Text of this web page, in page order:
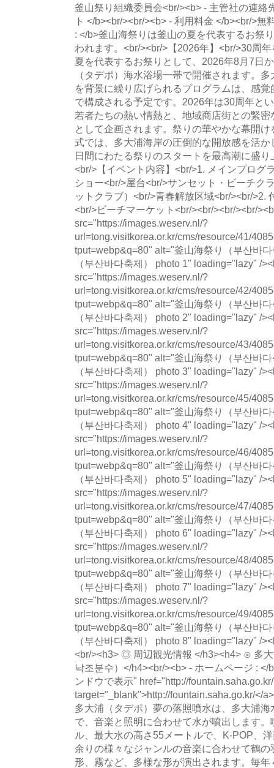
釜山祭り組織委員会<br/><b> - 主管社の連絡
ト </b><br/><br/><b> - 利用料金 </b><br/>無
: </b>釜山海祭りは釜山の夏を代表するお祭
われます。<br/><br/>【2026年】<br/>30周
夏を代表するお祭りとして、2026年8月7日
（タデポ）海水浴場一帯で開催されます。
を背景に繰り広げられるプログラムは、感
で構成される予定です。2026年は30周年と
若者たちの熱い情熱と、地域商店街との緊
として企画されます。祭りの華やかな幕開
式では、多大浦海岸の圧倒的な開放感を活
日間にわたる祭りのスタートを最高潮に盛
<br/>【イベント内容】<br/>1. メインプログ
ショー<br/>屋台<br/>サンセット・ビーチク
ットクラブ）<br/>青春解放区域<br/><br/>2.
<br/>ビーチマーケット<br/><br/><br/><br/
src="https://images.weserv.nl/?
url=tong.visitkorea.or.kr/cms/resource/41/
tput=webp&q=80" alt="釜山海祭り（부산바
（부산바다축제） photo 1" loading="lazy" /
src="https://images.weserv.nl/?
url=tong.visitkorea.or.kr/cms/resource/42/
tput=webp&q=80" alt="釜山海祭り（부산바
（부산바다축제） photo 2" loading="lazy" /
src="https://images.weserv.nl/?
url=tong.visitkorea.or.kr/cms/resource/43/
tput=webp&q=80" alt="釜山海祭り（부산바
（부산바다축제） photo 3" loading="lazy" /
src="https://images.weserv.nl/?
url=tong.visitkorea.or.kr/cms/resource/45/
tput=webp&q=80" alt="釜山海祭り（부산바
（부산바다축제） photo 4" loading="lazy" /
src="https://images.weserv.nl/?
url=tong.visitkorea.or.kr/cms/resource/46/
tput=webp&q=80" alt="釜山海祭り（부산바
（부산바다축제） photo 5" loading="lazy" /
src="https://images.weserv.nl/?
url=tong.visitkorea.or.kr/cms/resource/47/
tput=webp&q=80" alt="釜山海祭り（부산바
（부산바다축제） photo 6" loading="lazy" /
src="https://images.weserv.nl/?
url=tong.visitkorea.or.kr/cms/resource/48/
tput=webp&q=80" alt="釜山海祭り（부산바
（부산바다축제） photo 7" loading="lazy" /
src="https://images.weserv.nl/?
url=tong.visitkorea.or.kr/cms/resource/49/
tput=webp&q=80" alt="釜山海祭り（부산바
（부산바다축제） photo 8" loading="lazy" /
<br/><h3> ◎ 周辺観光情報 </h3><h4> ⊙ 多
낙조분수）</h4><br/><b> - ホームページ :
ンドウで表示" href="http://
target="_blank">http://fountain.saha.go.kr/</
多大浦（タデポ）夢の落照噴水は、多大浦
で、音楽と照明に合わせて水が噴出します
ル、最大水の高さ55メートルで、K-POP、
余りの様々なジャンルの音楽に合わせて鶴
形、霧など、多様な形が演出されます。毎